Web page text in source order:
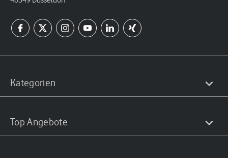
Kategorien
Top Angebote